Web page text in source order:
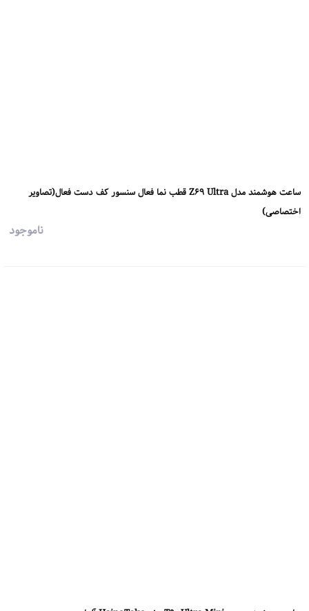
ساعت هوشمند مدل Z69 Ultra قطب نما فعال سنسور کف دست فعال(تصاویر
اختصاصی)
ناموجود